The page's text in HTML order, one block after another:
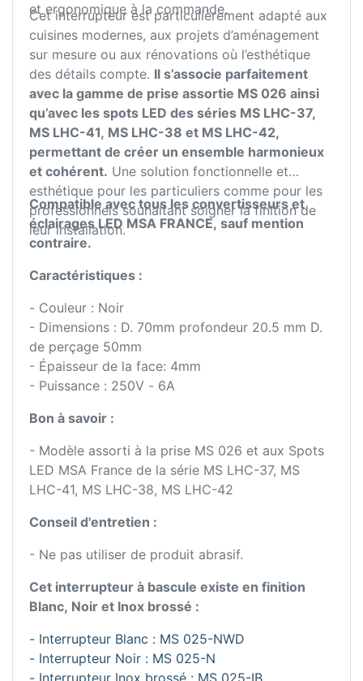
et ergonomique à la commande.
Cet interrupteur est particulièrement adapté aux
cuisines modernes, aux projets d’aménagement
sur mesure ou aux rénovations où l’esthétique
des détails compte. Il s’associe parfaitement
avec la gamme de prise assortie MS 026 ainsi
qu’avec les spots LED des séries MS LHC-37,
MS LHC-41, MS LHC-38 et MS LHC-42,
permettant de créer un ensemble harmonieux
et cohérent. Une solution fonctionnelle et
esthétique pour les particuliers comme pour les
professionnels souhaitant soigner la finition de
leur installation.
Compatible avec tous les convertisseurs et
éclairages LED MSA FRANCE, sauf mention
contraire.
Caractéristiques :
- Couleur : Noir
- Dimensions : D. 70mm profondeur 20.5 mm D.
de perçage 50mm
- Épaisseur de la face: 4mm
- Puissance : 250V - 6A
Bon à savoir :
- Modèle assorti à la prise MS 026 et aux Spots
LED MSA France de la série MS LHC-37, MS
LHC-41, MS LHC-38, MS LHC-42
Conseil d'entretien :
- Ne pas utiliser de produit abrasif.
Cet interrupteur à bascule existe en finition
Blanc, Noir et Inox brossé :
- Interrupteur Blanc : MS 025-NWD
- Interrupteur Noir : MS 025-N